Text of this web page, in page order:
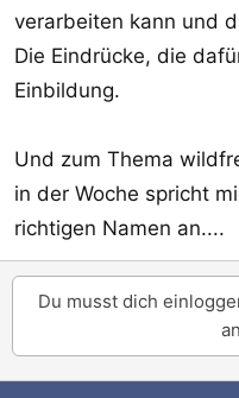
verarbeiten kann und
Die Eindrücke, die
Einbildung.
Und zum Thema
in der Woche spricht
richtigen Namen an....
Du musst dich